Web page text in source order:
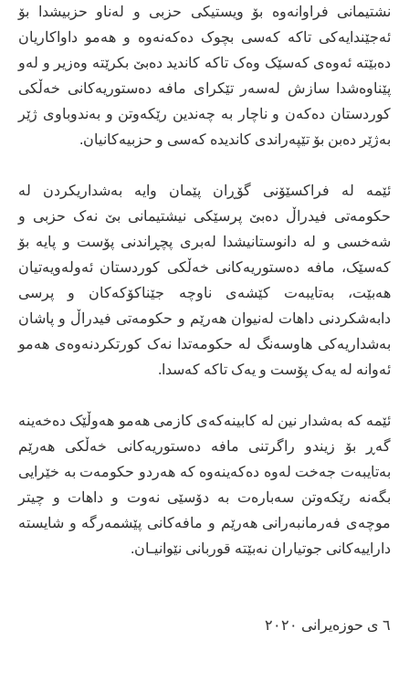
نشتیمانی فراوانەوە بۆ ویستیكی حزبی و لەناو حزبیشدا بۆ
ئەجێندایەکی تاکە کەسی بچوک دەکەنەوە و هەمو داواکاریان
دەبێتە ئەوەی کەسێک وەک تاکە کاندید دەبێ بکرێتە وەزیر و لەو
پێناوەشدا سازش لەسەر تێکرای مافە دەستوریەکانی خەڵکی
کوردستان دەکەن و ناچار بە چەندین رێکەوتن و بەندوباوی ژێر
بەژێر دەبن بۆ تێپەراندی کاندیدە کەسی و حزبیەکانیان.
ئێمە لە فراکسێۆنی گۆڕان پێمان وایە بەشداریکردن لە
حکومەتی فیدراڵ دەبێ پرسێکی نیشتیمانی بێ نەک حزبی و
شەخسی و لە دانوستانیشدا لەبری پچڕاندنی پۆست و پایە بۆ
کەسێک، مافە دەستوریەکانی خەڵکی کوردستان ئەولەویەتیان
هەبێت، بەتایبەت کێشەی ناوچە جێناکۆکەکان و پرسی
دابەشکردنی داهات لەنیوان هەرێم و حکومەتی فیدراڵ و پاشان
بەشداریەکی هاوسەنگ لە حکومەتدا نەک کورتکردنەوەی هەمو
ئەوانە لە یەک پۆست و یەک تاکە کەسدا.
ئێمە کە بەشدار نین لە کابینەکەی کازمی هەمو هەوڵێک دەخەینە
گەڕ بۆ زیندو راگرتنی مافە دەستوریەکانی خەڵکی هەرێم
بەتایبەت جەخت لەوە دەکەینەوە کە هەردو حکومەت بە خێرایی
بگەنە رێکەوتن سەبارەت بە دۆسێی نەوت و داهات و چیتر
موچەی فەرمانبەرانی هەرێم و مافەکانی پێشمەرگە و شایستە
داراییەکانی جوتیاران نەبێتە قوربانی نێوانیـان.
٦ ی حوزەیرانی ۲٠۲٠